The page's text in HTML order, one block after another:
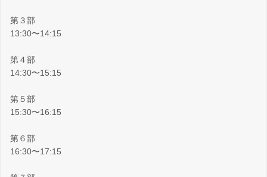
第３部
13:30〜14:15
第４部
14:30〜15:15
第５部
15:30〜16:15
第６部
16:30〜17:15